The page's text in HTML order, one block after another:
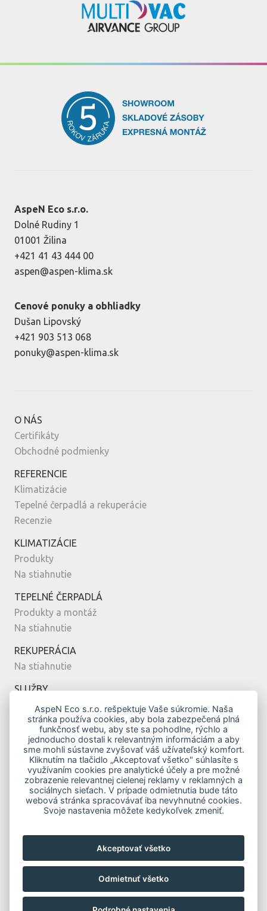
AspeN Eco s.r.o.
Dolné Rudiny 1
01001 Žilina
+421 41 43 444 00
aspen@aspen-klima.sk
Cenové ponuky a obhliadky
Dušan Lipovský
+421 903 513 068
ponuky@aspen-klima.sk
O NÁS
Certifikáty
Obchodné podmienky
REFERENCIE
Klimatizácie
Tepelné čerpadlá a rekuperácie
Recenzie
KLIMATIZÁCIE
Produkty
Na stiahnutie
TEPELNÉ ČERPADLÁ
Produkty a montáž
Na stiahnutie
REKUPERÁCIA
Na stiahnutie
SLUŽBY
Montáž
Servis
Návrh
MODERNÉ BÝVANIE
Vykurovanie klimatizáciou
Top modely
Novostavby
Obnov Dom
KONTAKTY
AspeN Eco s.r.o. rešpektuje Vaše súkromie. Naša
stránka používa cookies, aby bola zabezpečená plná
funkčnosť webu, aby ste sa pohodlne, rýchlo a
jednoducho dostali k relevantným informáciám a aby
sme mohli sústavne zvyšovať váš užívateľský komfort.
Kliknutím na tlačidlo „Akceptovať všetko" súhlasíte s
využívaním cookies pre analytické účely a pre možné
zobrazenie relevantnej cielenej reklamy v reklamných a
sociálnych sieťach. V prípade odmietnutia bude táto
webová stránka spracovávať iba nevyhnutné cookies.
Svoje nastavenia môžete kedykoľvek zmeniť.
Akceptovať všetko
Odmietnuť všetko